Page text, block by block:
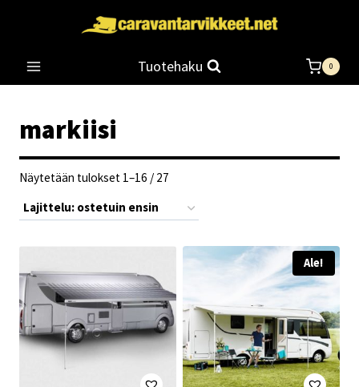
Tuotehaku 0
markiisi
Näytetään tulokset 1–16 / 27
Ale!